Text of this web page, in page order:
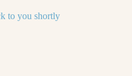
to you shortly